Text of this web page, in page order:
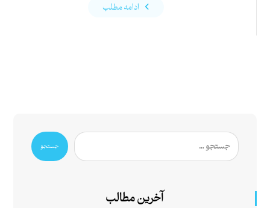
ادامه مطلب
جستجو
آخرین مطالب